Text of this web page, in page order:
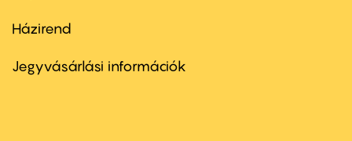
Footer
second
Házirend
Jegyvásárlási információk